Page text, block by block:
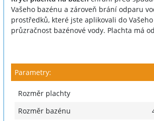
Vašeho bazénu a zároveň brání odparu
prostředků, které jste aplikovali do
průzračnost bazénové vody. Plachta má
Parametry:
Rozměr plachty
Rozměr bazénu